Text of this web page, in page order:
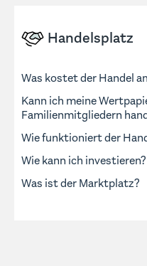
Handelsplatz
Was kostet der Handel
Kann ich meine
Familienmitgliedern
Wie funktioniert der
Wie kann ich investieren?
Was ist der Marktplatz?